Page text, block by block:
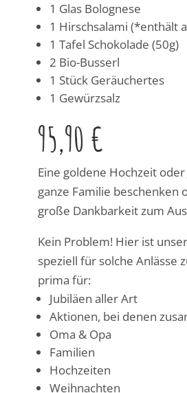
1 Glas Bolognese
1 Hirschsalami (*enthält
1 Tafel Schokolade (50g)
2 Bio-Busserl
1 Stück Geräuchertes
1 Gewürzsalz
95,90 €
Eine goldene Hochzeit
ganze Familie beschenken
große Dankbarkeit zum
Kein Problem! Hier ist
speziell für solche Anlässe
prima für:
Jubiläen aller Art
Aktionen, bei denen
Oma & Opa
Familien
Hochzeiten
Weihnachten